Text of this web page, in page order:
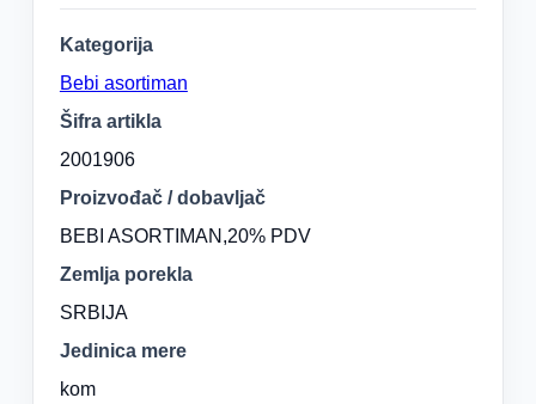
Kategorija
Bebi asortiman
Šifra artikla
2001906
Proizvođač / dobavljač
BEBI ASORTIMAN,20% PDV
Zemlja porekla
SRBIJA
Jedinica mere
kom